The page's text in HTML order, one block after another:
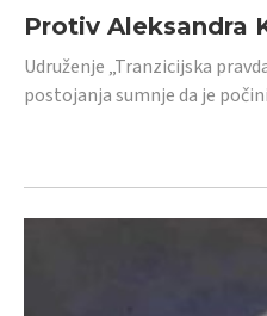
Protiv Aleksandra
Udruženje „Tranzicijska
postojanja sumnje da je